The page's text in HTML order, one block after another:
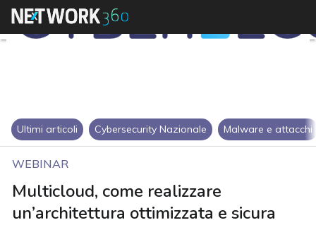
Ultimi articoli Cybersecurity Nazionale Malware e attacchi
WEBINAR
Multicloud, come realizzare
un’architettura ottimizzata e sicura